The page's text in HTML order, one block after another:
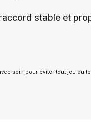
stable et
soin pour éviter tout jeu ou